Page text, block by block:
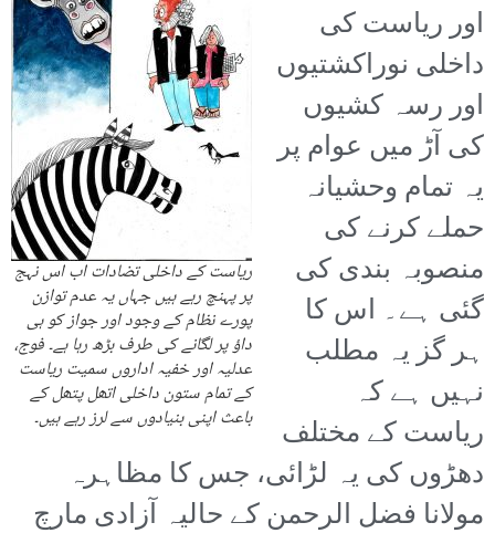
ریاست کے داخلی تضادات اب اس نہج
پر پہنچ رہے ہیں جہاں یہ عدم توازن
پورے نظام کے وجود اور جواز کو ہی
داؤ پر لگانے کی طرف بڑھ رہا ہے۔ فوج،
عدلیہ اور خفیہ اداروں سمیت ریاست
کے تمام ستون داخلی اتھل پتھل کے
باعث اپنی بنیادوں سے لرز رہے ہیں۔
اور ریاست کی
داخلی نوراکشتیوں
اور رسہ کشیوں
کی آڑ میں عوام پر
یہ تمام وحشیانہ
حملے کرنے کی
منصوبہ بندی کی
گئی ہے۔ اس کا
ہر گز یہ مطلب
نہیں ہے کہ
ریاست کے مختلف
دھڑوں کی یہ لڑائی، جس کا مظاہرہ
مولانا فضل الرحمن کے حالیہ آزادی مارچ